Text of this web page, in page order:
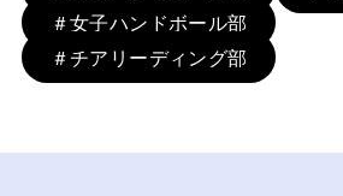
＃女子ハンドボール部
＃チアリーディング部